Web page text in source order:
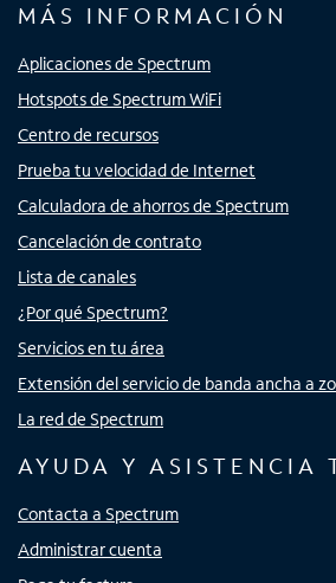
MÁS INFORMACIÓN
Aplicaciones de Spectrum
Hotspots de Spectrum WiFi
Centro de recursos
Prueba tu velocidad de Internet
Calculadora de ahorros de Spectrum
Cancelación de contrato
Lista de canales
¿Por qué Spectrum?
Servicios en tu área
Extensión del servicio de banda ancha a
La red de Spectrum
AYUDA Y ASISTENCIA
Contacta a Spectrum
Administrar cuenta